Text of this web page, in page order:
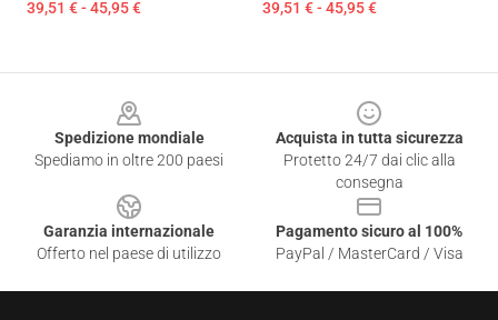
39,51 € - 45,95 € 39,51 € - 45,95 €
Spedizione mondiale
Spediamo in oltre 200 paesi
Acquista in tutta sicurezza
Protetto 24/7 dai clic alla
consegna
Garanzia internazionale
Offerto nel paese di utilizzo
Pagamento sicuro al 100%
PayPal / MasterCard / Visa